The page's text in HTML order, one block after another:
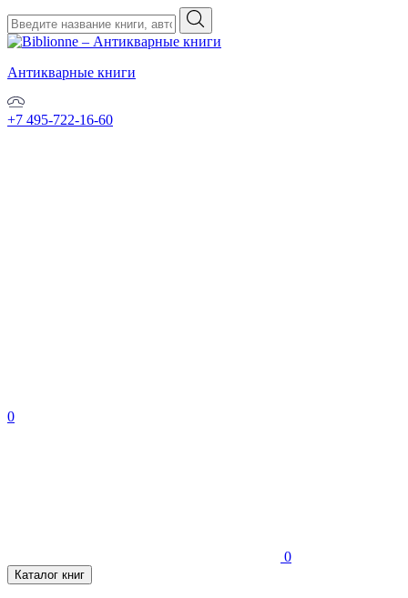
Антикварные книги
+7 495-722-16-60
0
0
Каталог книг